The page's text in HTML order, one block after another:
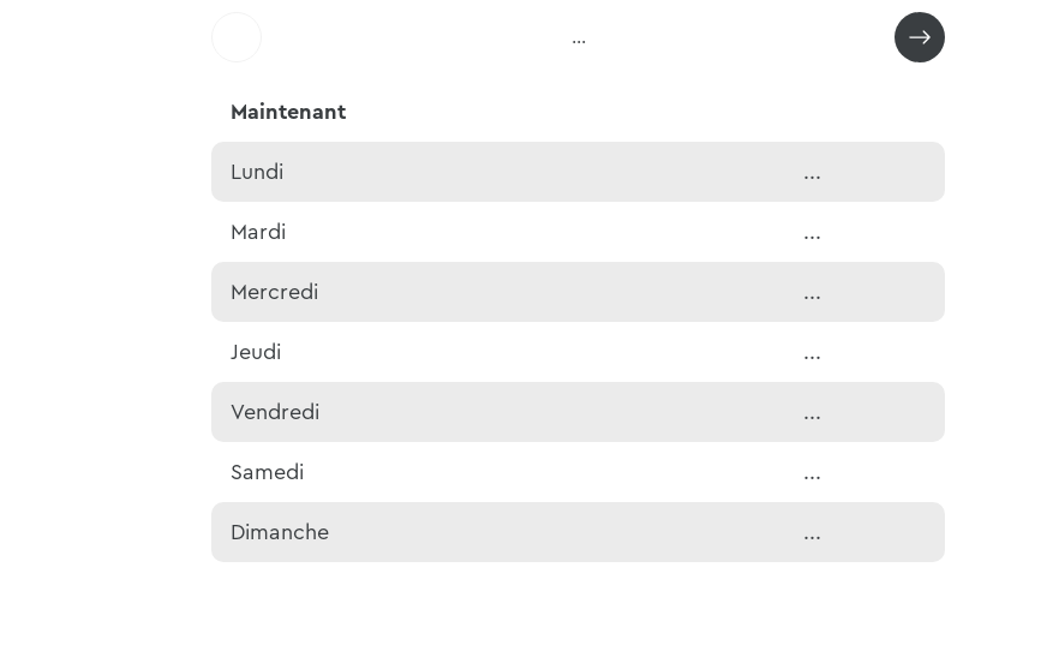
...
Maintenant
Lundi ...
Mardi ...
Mercredi ...
Jeudi ...
Vendredi ...
Samedi ...
Dimanche ...